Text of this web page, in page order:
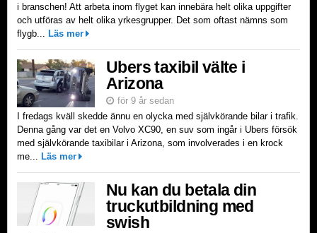
i branschen! Att arbeta inom flyget kan innebära helt olika uppgifter
och utföras av helt olika yrkesgrupper. Det som oftast nämns som
flygb... Läs mer
Ubers taxibil välte i
Arizona
för 9 år sedan
I fredags kväll skedde ännu en olycka med självkörande bilar i trafik.
Denna gång var det en Volvo XC90, en suv som ingår i Ubers försök
med självkörande taxibilar i Arizona, som involverades i en krock
me... Läs mer
Nu kan du betala din
truckutbildning med
swish